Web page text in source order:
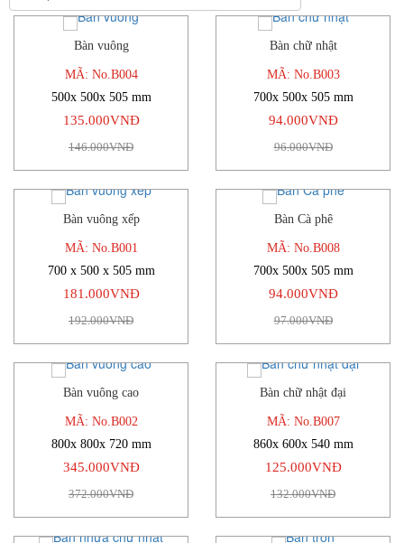
Bàn vuông
MÃ: No.B004
500x 500x 505 mm
135.000VNĐ
146.000VNĐ
Bàn chữ nhật
MÃ: No.B003
700x 500x 505 mm
94.000VNĐ
96.000VNĐ
Bàn vuông xếp
MÃ: No.B001
700 x 500 x 505 mm
181.000VNĐ
192.000VNĐ
Bàn Cà phê
MÃ: No.B008
700x 500x 505 mm
94.000VNĐ
97.000VNĐ
Bàn vuông cao
MÃ: No.B002
800x 800x 720 mm
345.000VNĐ
372.000VNĐ
-5%
Bàn chữ nhật đại
MÃ: No.B007
860x 600x 540 mm
125.000VNĐ
132.000VNĐ